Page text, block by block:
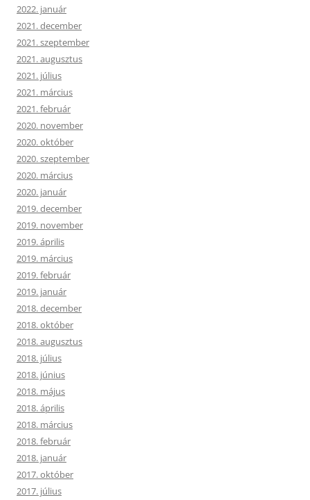
2022. január
2021. december
2021. szeptember
2021. augusztus
2021. július
2021. március
2021. február
2020. november
2020. október
2020. szeptember
2020. március
2020. január
2019. december
2019. november
2019. április
2019. március
2019. február
2019. január
2018. december
2018. október
2018. augusztus
2018. július
2018. június
2018. május
2018. április
2018. március
2018. február
2018. január
2017. október
2017. július